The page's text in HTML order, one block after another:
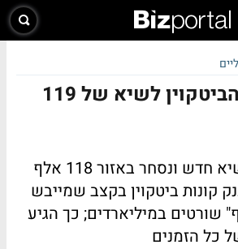
מה דוחף את הביטקוין לשיא של 119
הביטקוין רושם שיא חדש ונסחר באזור 118 אלף
קונות ביטקוין בקצב שמייבש
שורטים במיליארדים; כך הגיע
כל הזמנים